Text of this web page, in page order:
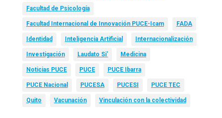
Facultad de Psicología
Facultad Internacional de Innovación PUCE-Icam FADA
Identidad Inteligencia Artificial Internacionalización
Investigación Laudato Si’ Medicina
Noticias PUCE PUCE PUCE Ibarra
PUCE Nacional PUCESA PUCESI PUCE TEC
Quito Vacunación Vinculación con la colectividad